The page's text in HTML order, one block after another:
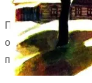
Пожалуйста,
оцените
произведение